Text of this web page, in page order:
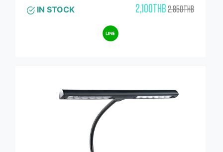
ความมั่นคงสูงสุด ฐานขาโลหะที่ถอดออกได้จะขันสกรูเข้ากับ
เพื่อการเคลื่อนย้ายที่สะดวก หมุดพลาสติกสีดำหุ้มด้วยแหวน
IN STOCK 2,100THB2,850THB